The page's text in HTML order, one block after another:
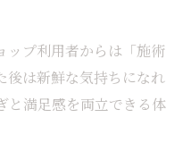
る好印象ビジネスヘ
出す清潔感と品格
する大人のヘアスタ
ップ利用者からは「施術
後は新鮮な気持ちになれ
と満足感を両立できる体